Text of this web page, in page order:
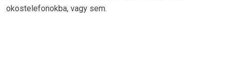
okostelefonokba, vagy sem.